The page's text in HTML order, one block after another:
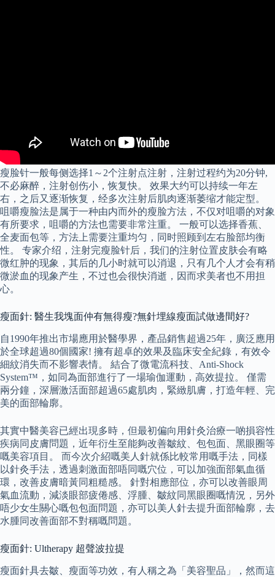
瘦脸针一般每侧选择1～2个注射点注射，注射过程约为20分钟,
不必麻醉，注射创伤小，恢复快。 效果大约可以持续一年左
右，之后又逐渐恢复，经多次注射后肌肉逐渐萎缩才能定型。
咀嚼瘦脸法是属于一种由内而外的瘦脸方法，不仅对咀嚼的对象
有所要求，咀嚼的方法也需要非常注重。 一般可以选择香蕉、
全麦面包等，方法上需要注重均匀，同时照顾到左右脸部均衡
性。 专家介绍，注射完瘦脸针后，我们的注射位置皮肤会有略
微红肿的现象，其后的几小时就可以消退，只有几个人才会有稍
微淤血的现象产生，不过也会很快消逝，因而求美者也不用担
心。
瘦面針: 醫生我塊面仲有無得瘦?無針埋線瘦面試做邊間好?
自1990年推出市場應用於醫學界，產品銷售超過25年，廣泛應用
於全球超過80個國家! 擁有超卓的效果及臨床安全紀錄，有效令
細紋消失而不影響表情。 結合了微電流科技、Anti-Shock
System™，如同為面部進行了一場瑜伽運動，高效提拉。 僅需
兩分鐘，深層激活面部超過65處肌肉，緊緻肌膚，打造年輕、完
美的面部輪廓。
其實中醫美容已經出現多時，但最初偏向用針灸治療一啲損容性
疾病同皮膚問題，近年衍生至能夠改善皺紋、包包面、黑眼圈等
嘅美容項目。 而今次介紹嘅美人針就係比較常用嘅手法，同樣
以針灸手法，透過刺激面部唔同嘅穴位，可以加強面部氣血循
環，改善皮膚暗黃同粗糙感。 針對相應部位，亦可以改善眼周
氣血流動，減淡眼部疲倦感、浮腫、皺紋同黑眼圈嘅情況，另外
唔少女生關心嘅包包面問題，亦可以美人針去提升面部輪廓，去
水腫同改善面部不對稱嘅問題。
瘦面針: Ultherapy 超聲波拉提
瘦面針具去皺、瘦面等功效，有人稱之為「美容聖品」，然而這